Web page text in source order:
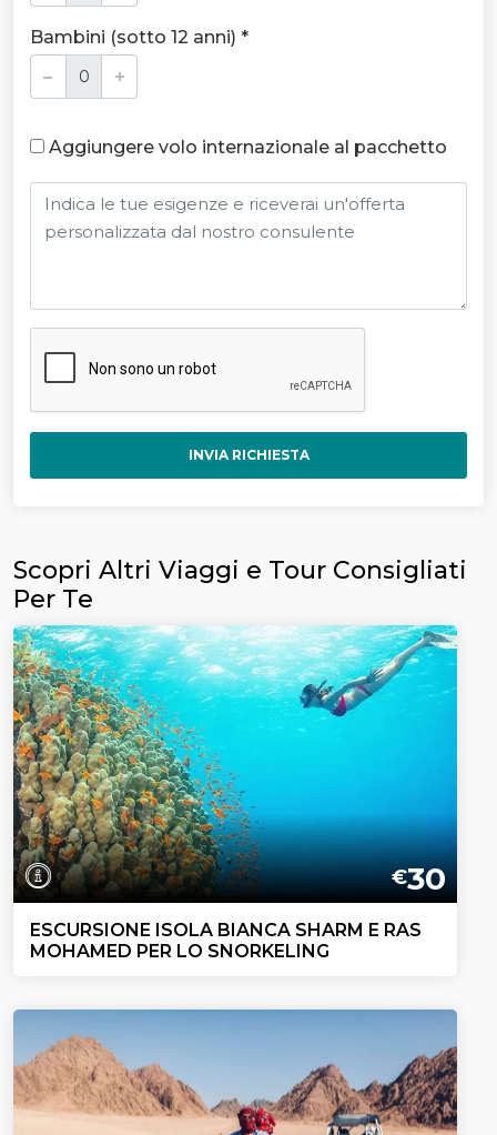
Bambini (sotto 12 anni) *
Aggiungere volo internazionale al pacchetto
INVIA RICHIESTA
Scopri Altri Viaggi e Tour Consigliati
Per Te
€30
ESCURSIONE ISOLA BIANCA SHARM E RAS
MOHAMED PER LO SNORKELING